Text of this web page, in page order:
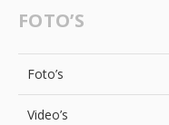
FOTO’S
Foto’s
Video’s